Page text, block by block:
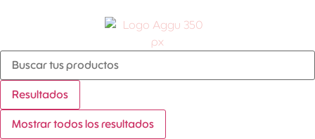
Resultados
Mostrar todos los resultados